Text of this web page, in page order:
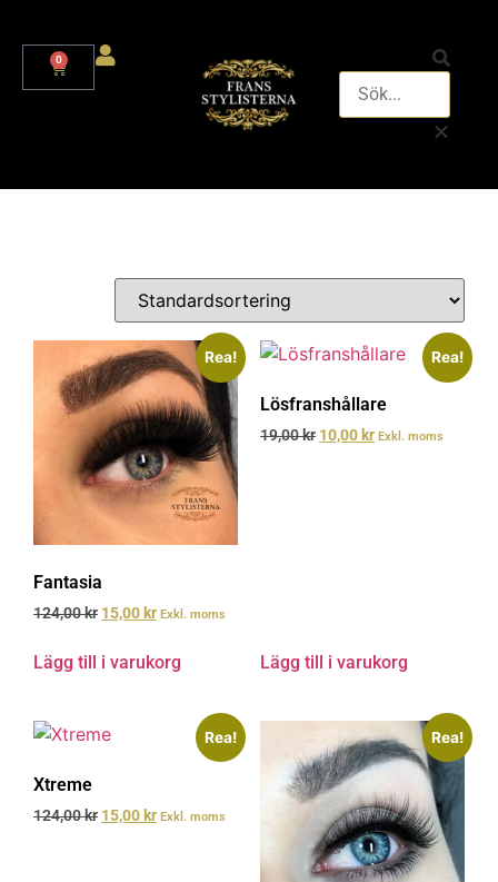
0
Rea!
Fantasia
124,00kr 15,00 kr Exkl. moms
Lägg till i varukorg
Rea!
Lösfranshållare
19,00kr 10,00 kr Exkl. moms
Lägg till i varukorg
Rea!
Xtreme
124,00kr 15,00 kr Exkl. moms
Rea!